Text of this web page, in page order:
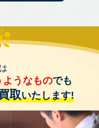
は
ようなものでも
取いたします!